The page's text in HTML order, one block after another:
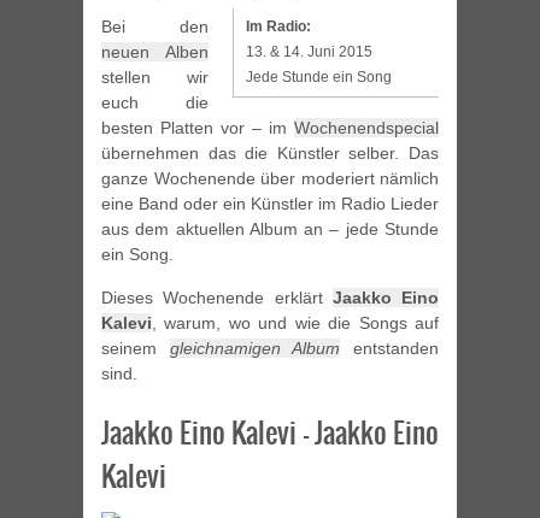
Im Radio:
13. & 14. Juni 2015
Jede Stunde ein Song
Bei den
neuen Alben
stellen wir
euch die
besten Platten vor – im Wochenendspecial
übernehmen das die Künstler selber. Das
ganze Wochenende über moderiert nämlich
eine Band oder ein Künstler im Radio Lieder
aus dem aktuellen Album an – jede Stunde
ein Song.
Dieses Wochenende erklärt Jaakko Eino
Kalevi, warum, wo und wie die Songs auf
seinem gleichnamigen Album entstanden
sind.
Jaakko Eino Kalevi – Jaakko Eino
Kalevi